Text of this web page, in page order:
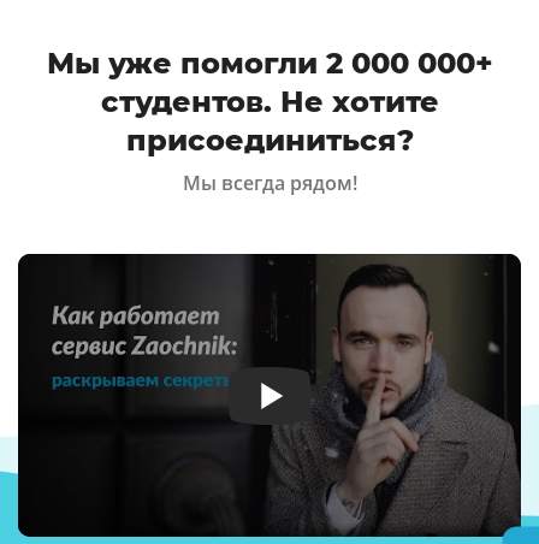
Мы уже помогли 2 000 000+
студентов. Не хотите
присоединиться?
Мы всегда рядом!